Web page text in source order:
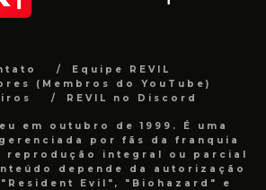
Equipe REVIL
(Membros do YouTube)
REVIL no Discord
em outubro de 1999. É uma
por fãs da franquia
reprodução integral ou parcial
depende da autorização
Evil", "Biohazard" e